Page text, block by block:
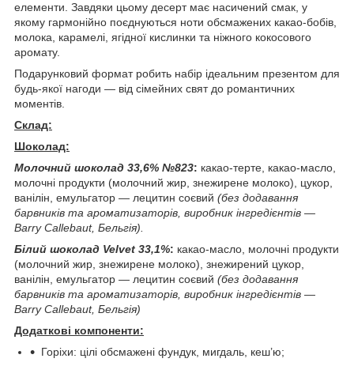
елементи. Завдяки цьому десерт має насичений смак, у
якому гармонійно поєднуються ноти обсмажених какао-бобів,
молока, карамелі, ягідної кислинки та ніжного кокосового
аромату.
Подарунковий формат робить набір ідеальним презентом для
будь-якої нагоди — від сімейних свят до романтичних
моментів.
Склад:
Шоколад:
Молочний шоколад 33,6% №823: какао-терте, какао-масло,
молочні продукти (молочний жир, знежирене молоко), цукор,
ванілін, емульгатор — лецитин соєвий (без додавання
барвників та ароматизаторів, виробник інгредієнтів —
Barry Callebaut, Бельгія).
Білий шоколад Velvet 33,1%: какао-масло, молочні продукти
(молочний жир, знежирене молоко), знежирений цукор,
ванілін, емульгатор — лецитин соєвий (без додавання
барвників та ароматизаторів, виробник інгредієнтів —
Barry Callebaut, Бельгія)
Додаткові компоненти:
Горіхи: цілі обсмажені фундук, мигдаль, кеш’ю;